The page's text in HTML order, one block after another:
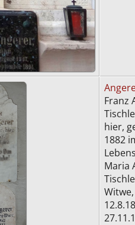
Franz
hier,
1882
Maria